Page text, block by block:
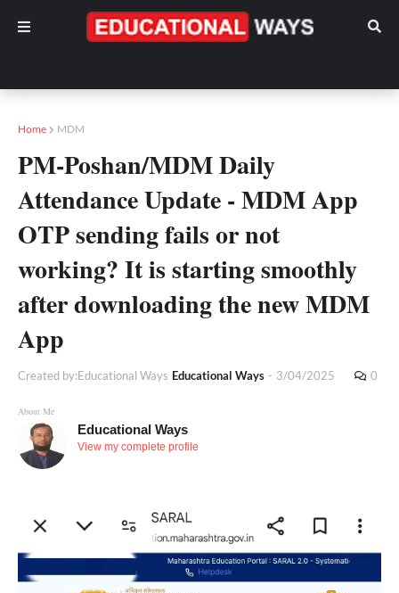
Home MDM
PM-Poshan/MDM Daily
Attendance Update - MDM App
OTP sending fails or not
working? It is starting smoothly
after downloading the new MDM
App
Created by:Educational Ways Educational Ways - 3/04/2025 0
About Me
Educational Ways
View my complete profile